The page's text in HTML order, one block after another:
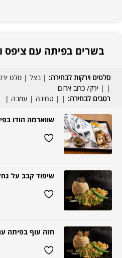
בשרים בפיתה עם ציפס
סלטים וירקות לבחירה: | בצל | סלט
| | ירק/ כרוב אדום
רטבים לבחירה: | | טחינה | עמבה |
שווארמה הודו
שיפוד קבב על
חזה עוף בפיתה